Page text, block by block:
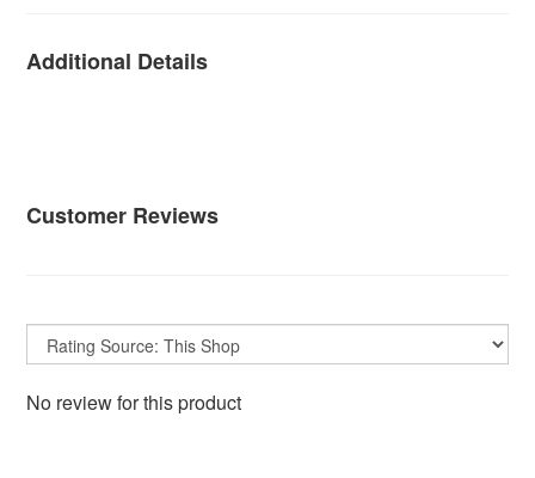
Additional Details
Customer Reviews
No review for this product